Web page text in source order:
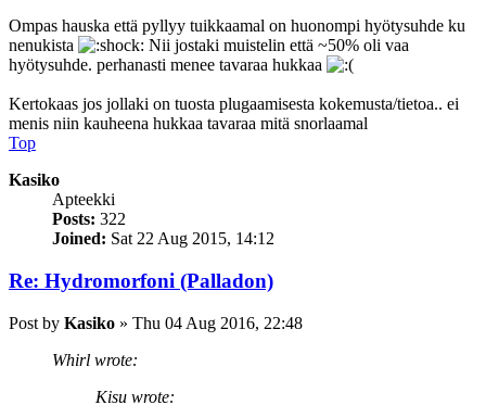
Ompas hauska että pyllyy tuikkaamal on huonompi hyötysuhde ku
nenukista
Nii jostaki muistelin että ~50% oli vaa
hyötysuhde. perhanasti menee tavaraa hukkaa
Kertokaas jos jollaki on tuosta plugaamisesta kokemusta/tietoa.. ei
menis niin kauheena hukkaa tavaraa mitä snorlaamal
Top
Kasiko
Apteekki
Posts: 322
Joined: Sat 22 Aug 2015, 14:12
Re: Hydromorfoni (Palladon)
Post by Kasiko » Thu 04 Aug 2016, 22:48
Whirl wrote:
Kisu wrote: